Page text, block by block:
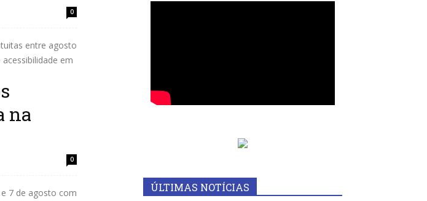
0
entre agosto
em
a...
na
0
7 de agosto com
ÚLTIMAS NOTÍCIAS